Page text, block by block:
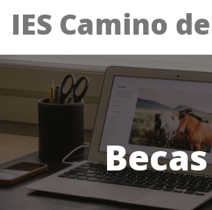
IES Camino
Becas